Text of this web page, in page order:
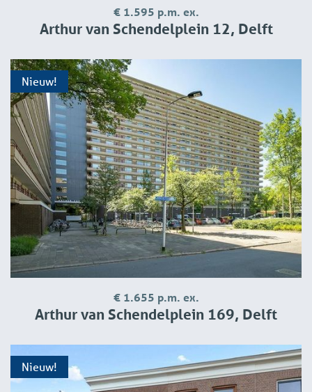
If your are selected as candidate after this visit, the owner
1. Copy of passport or other valid proof of identity or
residence permit with foreign (non-EU) identity
2. Extract from the Personal Records Database (BRP)
3. Employer's statement, 3 recent pay slips and bank
statement stating the last paid wages
3. For self-employed persons: extract from Chamber of
Commerce, profit and loss account for the past 2 years,
most recent IB60 form Belastingdienst
4. Are you currently already renting a home? Then we
would also like to receive a landlord statement
5. Do you currently own a home for sale? Then we would
also like to receive a statement from the mortgage holder,
possibly a deed of sale and the annual statement of your
mortgage for the past year.
6. Statement from UWV about working past and most
If the owner confirms the deal we will draft a rental
contract (Model Council of Immovable goods: www.roz.nl)
€ 1.595 p.m. ex.
Arthur van Schendelplein 12, Delft
Nieuw!
€ 1.655 p.m. ex.
Arthur van Schendelplein 169, Delft
Nieuw!